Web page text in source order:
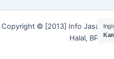
Copyright © [2013] Info Jasa |
Halal, BPOM